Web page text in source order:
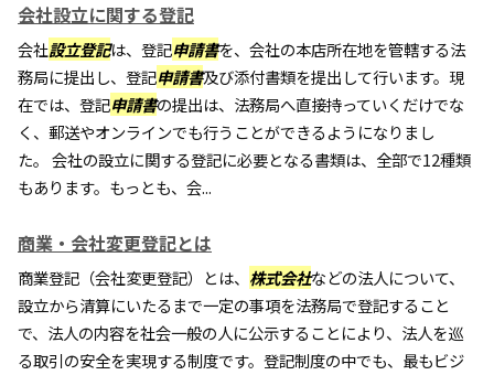
会社設立に関する登記
会社設立登記は、登記申請書を、会社の本店所在地を管轄する法
務局に提出し、登記申請書及び添付書類を提出して行います。現
在では、登記申請書の提出は、法務局へ直接持っていくだけでな
く、郵送やオンラインでも行うことができるようになりまし
た。 会社の設立に関する登記に必要となる書類は、全部で12種類
もあります。もっとも、会...
商業・会社変更登記とは
商業登記（会社変更登記）とは、 株式会社などの法人について、
設立から清算にいたるまで一定の事項を法務局で登記すること
で、法人の内容を社会一般の人に公示することにより、法人を巡
る取引の安全を実現する制度です。登記制度の中でも、最もビジ